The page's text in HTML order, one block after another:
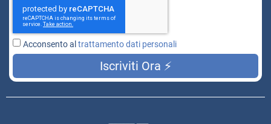
Acconsento al trattamento dati personali
Iscriviti Ora ⚡